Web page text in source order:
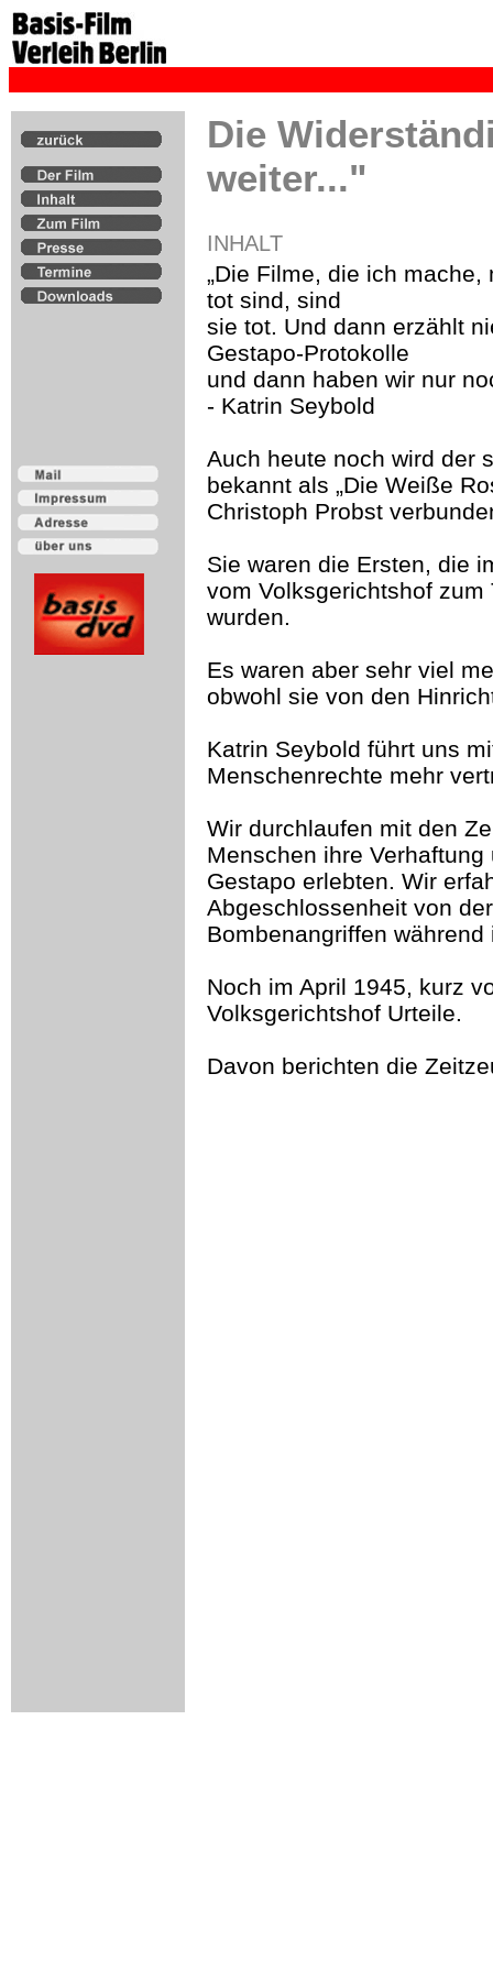
Die
weiter..."
INHALT
„Die Filme, die ich
tot sind, sind
sie tot. Und dann erzählt
Gestapo-Protokolle
und dann haben wir nur
- Katrin Seybold
Auch heute noch wird der
bekannt als „Die Weiße
Christoph Probst
Sie waren die Ersten, die
vom Volksgerichtshof
wurden.
Es waren aber sehr viel
obwohl sie von den
Katrin Seybold führt uns
Menschenrechte mehr
Wir durchlaufen mit den
Menschen ihre
Gestapo erlebten. Wir
Abgeschlossenheit von
Bombenangriffen
Noch im April 1945, kurz
Volksgerichtshof Urteile.
Davon berichten die